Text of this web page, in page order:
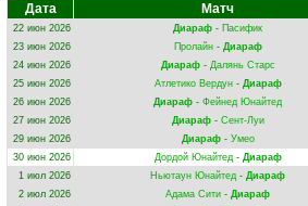
Дата
Матч
22 июн 2026
Диараф - Пасифик
23 июн 2026
Пролайн- Диараф
24 июн 2026
Диараф- Далянь Старс
25 июн 2026
Атлетико Вердун- Диараф
26 июн 2026
Диараф - Фейнед Юнайтед
27 июн 2026
Диараф- Сент-Луи
29 июн 2026
Диараф- Умео
30 июн 2026
Дордой Юнайтед- Диараф
1 июл 2026
Ньютаун Юнайтед - Диараф
2 июл 2026
Адама Сити - Диараф